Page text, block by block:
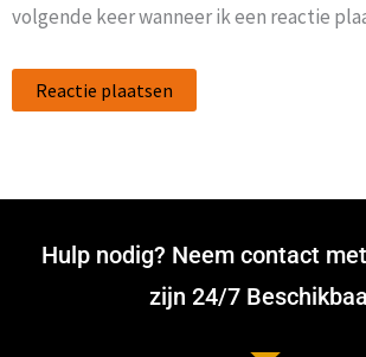
volgende keer wanneer ik een reactie
Hulp nodig? Neem contact
zijn 24/7